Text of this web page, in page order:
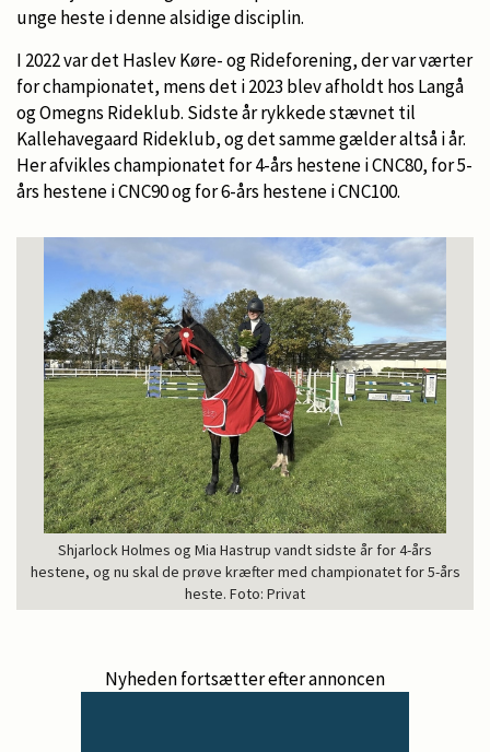
unge heste i denne alsidige disciplin.
I 2022 var det Haslev Køre- og Rideforening, der var værter
for championatet, mens det i 2023 blev afholdt hos Langå
og Omegns Rideklub. Sidste år rykkede stævnet til
Kallehavegaard Rideklub, og det samme gælder altså i år.
Her afvikles championatet for 4-års hestene i CNC80, for 5-
års hestene i CNC90 og for 6-års hestene i CNC100.
Shjarlock Holmes og Mia Hastrup vandt sidste år for 4-års
hestene, og nu skal de prøve kræfter med championatet for 5-års
heste. Foto: Privat
Nyheden fortsætter efter annoncen